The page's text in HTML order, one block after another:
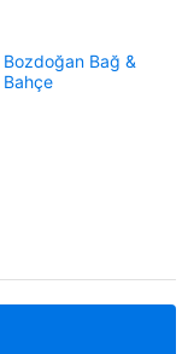
Bozdoğan Bağ &
Bahçe